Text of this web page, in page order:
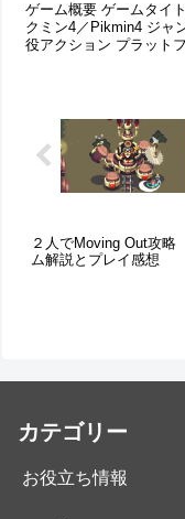
ゲーム概要 ゲームタイ
クミン4／Pikmin4 ジャ
役アクション プラット
く、１画面内に2人が収
度： ★★☆...
２人でMoving Out攻
ム解説とプレイ感想
カテゴリー
お役立ち情報